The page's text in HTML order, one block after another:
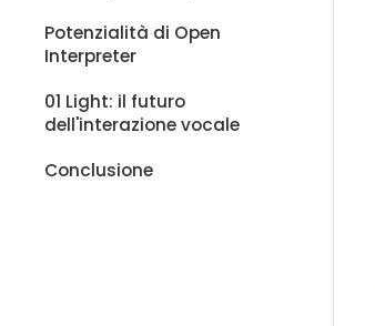
Potenzialità di Open
Interpreter
01 Light: il futuro
dell'interazione vocale​
Conclusione